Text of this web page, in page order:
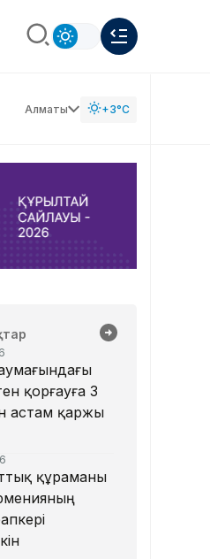
Алматы +3°C
қорғауға 3
астам қаржы
құраманы